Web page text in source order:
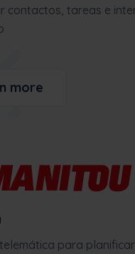
contactos, tareas e
more
para planificar